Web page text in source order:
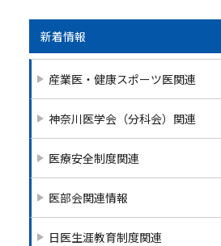
e
b
o
o
k
er
新着情報
産業医・健康スポーツ医関連
神奈川医学会（分科会）関連
医療安全制度関連
医部会関連情報
日医生涯教育制度関連